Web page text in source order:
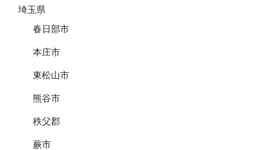
埼玉県
春日部市
本庄市
東松山市
熊谷市
秩父郡
蕨市